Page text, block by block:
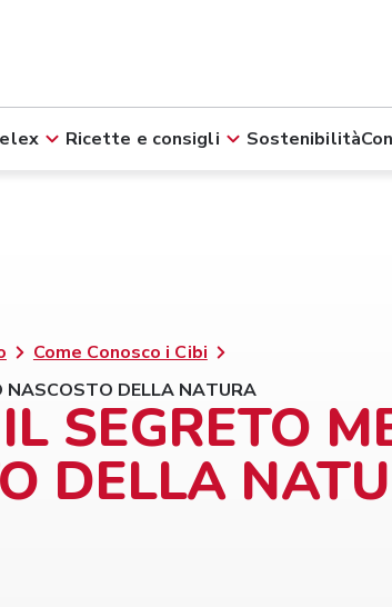
Ricette e consigli Sostenibilità
Come Conosco i Cibi
NASCOSTO DELLA NATURA
SEGRETO
DELLA